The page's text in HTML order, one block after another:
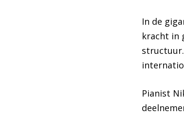
In de
kracht in
Pianist